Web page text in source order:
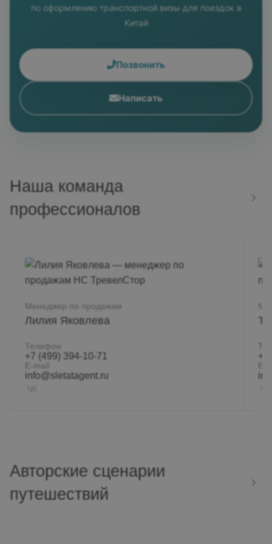
по оформлению транспортной визы для поездок в
Китай
Позвонить
Написать
Наша команда
профессионалов
Менеджер по продажам
Лилия Яковлева
Телефон
+7 (499) 394-10-71
E-mail
info@sletatagent.ru
+7
Авторские сценарии
путешествий